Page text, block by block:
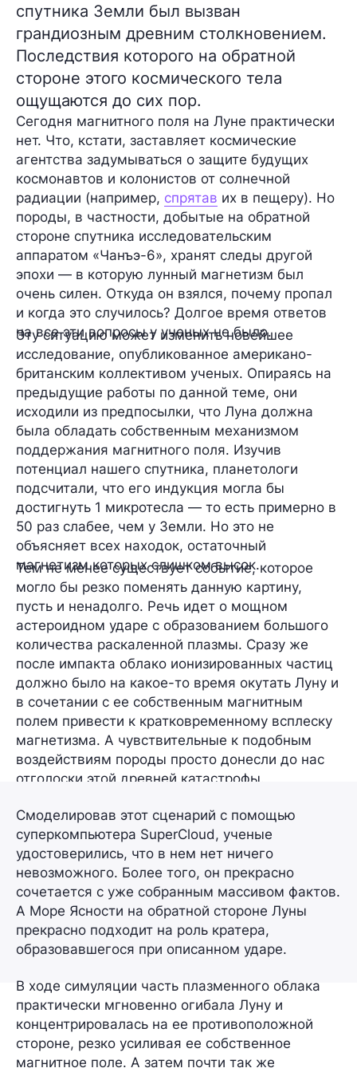
спутника Земли был вызван
грандиозным древним столкновением.
Последствия которого на обратной
стороне этого космического тела
ощущаются до сих пор.
Сегодня магнитного поля на Луне практически
нет. Что, кстати, заставляет космические
агентства задумываться о защите будущих
космонавтов и колонистов от солнечной
радиации (например, спрятав их в пещеру). Но
породы, в частности, добытые на обратной
стороне спутника исследовательским
аппаратом «Чанъэ-6», хранят следы другой
эпохи — в которую лунный магнетизм был
очень силен. Откуда он взялся, почему пропал
и когда это случилось? Долгое время ответов
на все эти вопросы у ученых не было.
Эту ситуацию может изменить новейшее
исследование, опубликованное американо-
британским коллективом ученых. Опираясь на
предыдущие работы по данной теме, они
исходили из предпосылки, что Луна должна
была обладать собственным механизмом
поддержания магнитного поля. Изучив
потенциал нашего спутника, планетологи
подсчитали, что его индукция могла бы
достигнуть 1 микротесла — то есть примерно в
50 раз слабее, чем у Земли. Но это не
объясняет всех находок, остаточный
магнетизм которых слишком высок.
Тем не менее существует событие, которое
могло бы резко поменять данную картину,
пусть и ненадолго. Речь идет о мощном
астероидном ударе с образованием большого
количества раскаленной плазмы. Сразу же
после импакта облако ионизированных частиц
должно было на какое-то время окутать Луну и
в сочетании с ее собственным магнитным
полем привести к кратковременному всплеску
магнетизма. А чувствительные к подобным
воздействиям породы просто донесли до нас
отголоски этой древней катастрофы.
Смоделировав этот сценарий с помощью
суперкомпьютера SuperCloud , ученые
удостоверились, что в нем нет ничего
невозможного. Более того, он прекрасно
сочетается с уже собранным массивом фактов.
А Море Ясности на обратной стороне Луны
прекрасно подходит на роль кратера,
образовавшегося при описанном ударе.
В ходе симуляции часть плазменного облака
практически мгновенно огибала Луну и
концентрировалась на ее противоположной
стороне, резко усиливая ее собственное
магнитное поле. А затем почти так же